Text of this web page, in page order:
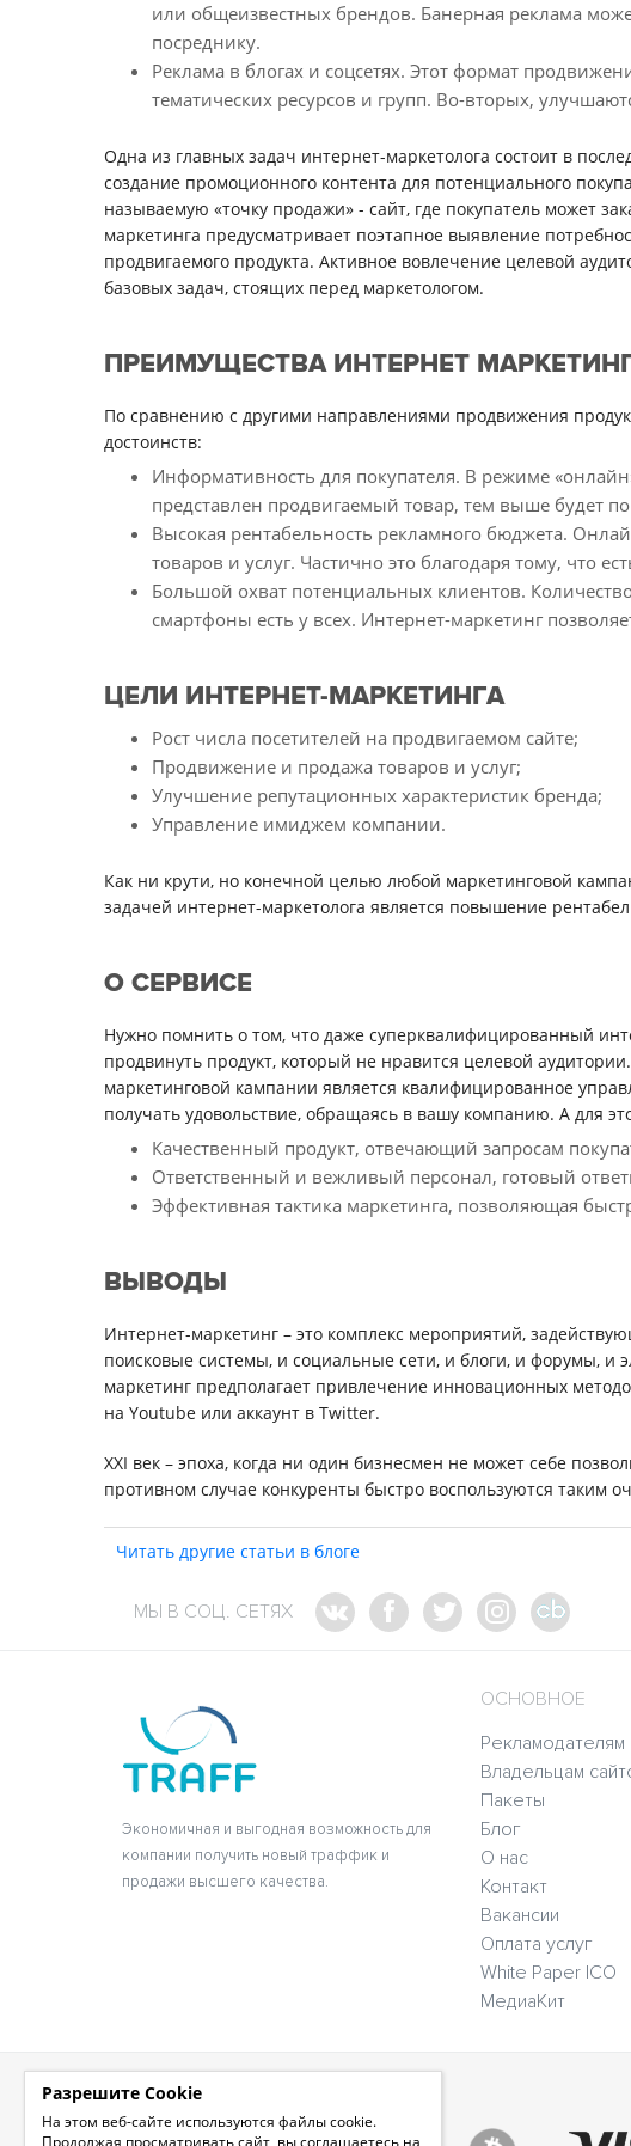
или общеизвестных брендов. Банерная реклама
посреднику.
Реклама в блогах и соцсетях. Этот формат
тематических ресурсов и групп. Во-вторых,
Одна из главных задач интернет-маркетолога состоит в
создание промоционного контента для потенциального
называемую «точку продажи» - сайт, где покупатель может
маркетинга предусматривает поэтапное выявление
продвигаемого продукта. Активное вовлечение целевой
базовых задач, стоящих перед маркетологом.
ПРЕИМУЩЕСТВА ИНТЕРНЕТ
По сравнению с другими направлениями продвижения
достоинств:
Информативность для покупателя. В режиме
представлен продвигаемый товар, тем выше будет
Высокая рентабельность рекламного бюджета.
товаров и услуг. Частично это благодаря тому, что
Большой охват потенциальных клиентов.
смартфоны есть у всех. Интернет-маркетинг
ЦЕЛИ ИНТЕРНЕТ-МАРКЕТИНГА
Рост числа посетителей на продвигаемом сайте;
Продвижение и продажа товаров и услуг;
Улучшение репутационных характеристик бренда;
Управление имиджем компании.
Как ни крути, но конечной целью любой маркетинговой
задачей интернет-маркетолога является повышение
О СЕРВИСЕ
Нужно помнить о том, что даже суперквалифицированный
продвинуть продукт, который не нравится целевой
маркетинговой кампании является квалифицированное
получать удовольствие, обращаясь в вашу компанию. А для
Качественный продукт, отвечающий запросам
Ответственный и вежливый персонал, готовый
Эффективная тактика маркетинга, позволяющая
ВЫВОДЫ
Интернет-маркетинг – это комплекс мероприятий,
поисковые системы, и социальные сети, и блоги, и форумы, и
маркетинг предполагает привлечение инновационных
на Youtube или аккаунт в Twitter.
XXI век – эпоха, когда ни один бизнесмен не может себе
противном случае конкуренты быстро воспользуются таким
Читать другие статьи в блоге
МЫ В СОЦ. СЕТЯХ
Экономичная и выгодная возможность для
компании получить новый траффик и
продажи высшего качества.
ОСНОВНОЕ
Рекламодателям
Владельцам
Пакеты
Блог
О нас
Контакт
Вакансии
Оплата услуг
White Paper ICO
МедиаКит
Разрешите Cookie
На этом веб-сайте используются файлы cookie.
Продолжая просматривать сайт, вы соглашаетесь на